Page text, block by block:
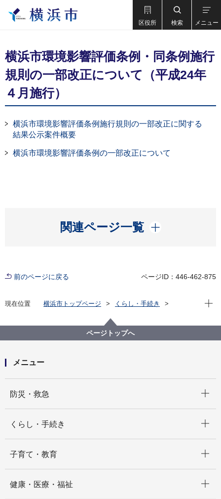
区役所 検索 メニュー
横浜市環境影響評価条例・同条例施行
規則の一部改正について（平成24年
４月施行）
横浜市環境影響評価条例施行規則の一部改正に関する
結果公示案件概要
横浜市環境影響評価条例の一部改正について
関連ページ一覧
開く
前のページに戻る ページID：446-462-875
現在位置 横浜市トップページ
くらし・手続き
環境アセスメント
横浜市環境影響評価制度の改正
横浜市環境影響評価条例・同条例施行規則の一部改正
現在
ページトップへ
メニュー
防災・救急
くらし・手続き
子育て・教育
健康・医療・福祉